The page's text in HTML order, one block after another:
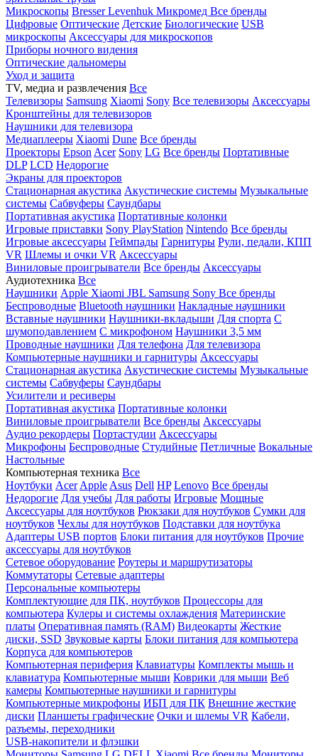
Микроскопы BresserLevenhuk Микромед Все бренды
Цифровые Оптические Детские Биологические USB
микроскопы Аксессуары для микроскопов
Приборы ночного видения
Оптические дальномеры
Уход и защита
TV, медиа и развлечения Все
Телевизоры Samsung Xiaomi Sony Все телевизоры Аксессуары
Кронштейны для телевизоров
Наушники для телевизора
Медиаплееры Xiaomi Dune Все бренды
Проекторы Epson Acer Sony LG Все бренды Портативные
DLP LCD Недорогие
Экраны для проекторов
Стационарная акустика Акустические системы Музыкальные
системы Сабвуферы Саундбары
Портативная акустика Портативные колонки
Игровые приставки Sony PlayStation Nintendo Все бренды
Игровые аксессуары Геймпады Гарнитуры Рули, педали, КПП
VR Шлемы и очки VR Аксессуары
Виниловые проигрыватели Все бренды Аксессуары
Аудиотехника Все
Наушники Apple Xiaomi JBL Samsung Sony Все бренды
Беспроводные Bluetooth наушники Накладные наушники
Вставные наушники Наушники-вкладыши Для спорта С
шумоподавлением С микрофоном Наушники 3,5 мм
Проводные наушники Для телефона Для телевизора
Компьютерные наушники и гарнитуры Аксессуары
Стационарная акустика Акустические системы Музыкальные
системы Сабвуферы Саундбары
Усилители и ресиверы
Портативная акустика Портативные колонки
Виниловые проигрыватели Все бренды Аксессуары
Аудио рекордеры Портастудии Аксессуары
Микрофоны Беспроводные Студийные Петличные Вокальные
Настольные
Компьютерная техника Все
Ноутбуки Acer Apple Asus Dell HP Lenovo Все бренды
Недорогие Для учебы Для работы Игровые Мощные
Аксессуары для ноутбуков Рюкзаки для ноутбуков Сумки для
ноутбуков Чехлы для ноутбуков Подставки для ноутбука
Адаптеры USB портов Блоки питания для ноутбуков Прочие
аксессуары для ноутбуков
Сетевое оборудование Роутеры и маршрутизаторы
Коммутаторы Сетевые адаптеры
Персональные компьютеры
Комплектующие для ПК, ноутбуков Процессоры для
компьютера Кулеры и системы охлаждения Материнские
платы Оперативная память (RAM) Видеокарты Жесткие
диски, SSD Звуковые карты Блоки питания для компьютера
Корпуса для компьютеров
Компьютерная периферия Клавиатуры Комплекты мышь и
клавиатура Компьютерные мыши Коврики для мыши Веб
камеры Компьютерные наушники и гарнитуры
Компьютерные микрофоны ИБП для ПК Внешние жесткие
диски Планшеты графические Очки и шлемы VR Кабели,
разъемы, переходники
USB-накопители и флэшки